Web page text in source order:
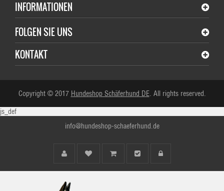
INFORMATIONEN
FOLGEN SIE UNS
KONTAKT
Copyright © 2017 Hundeshop Schäferhund DE. All rights reserved.
js_def
info@hundeshop-schaeferhund.de